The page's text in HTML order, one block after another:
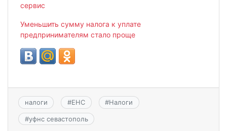
сервис
Уменьшить сумму налога к уплате
предпринимателям стало проще
налоги #ЕНС #Налоги
#уфнс севастополь